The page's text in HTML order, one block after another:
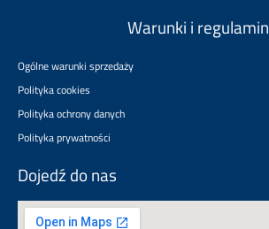
Warunki i regulamin
Ogólne warunki sprzedaży
Polityka cookies
Polityka ochrony danych
Polityka prywatności
Dojedź do nas